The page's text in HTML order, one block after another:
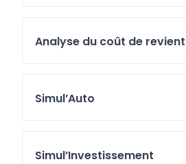
Analyse du coût de revient
Simul’Auto
Simul’Investissement